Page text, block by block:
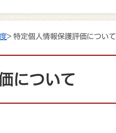
> 特定個人情報保護評価について
について